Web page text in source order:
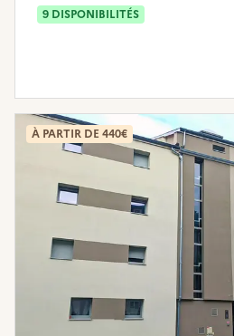
9 DISPONIBILITÉS
À PARTIR DE 440€